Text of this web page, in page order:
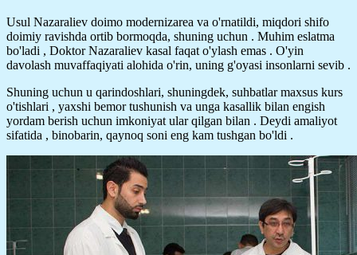
Usul Nazaraliev doimo modernizarea va o'rnatildi, miqdori shifo
doimiy ravishda ortib bormoqda, shuning uchun . Muhim eslatma
bo'ladi , Doktor Nazaraliev kasal faqat o'ylash emas . O'yin
davolash muvaffaqiyati alohida o'rin, uning g'oyasi insonlarni sevib .
Shuning uchun u qarindoshlari, shuningdek, suhbatlar maxsus kurs
o'tishlari , yaxshi bemor tushunish va unga kasallik bilan engish
yordam berish uchun imkoniyat ular qilgan bilan . Deydi amaliyot
sifatida , binobarin, qaynoq soni eng kam tushgan bo'ldi .